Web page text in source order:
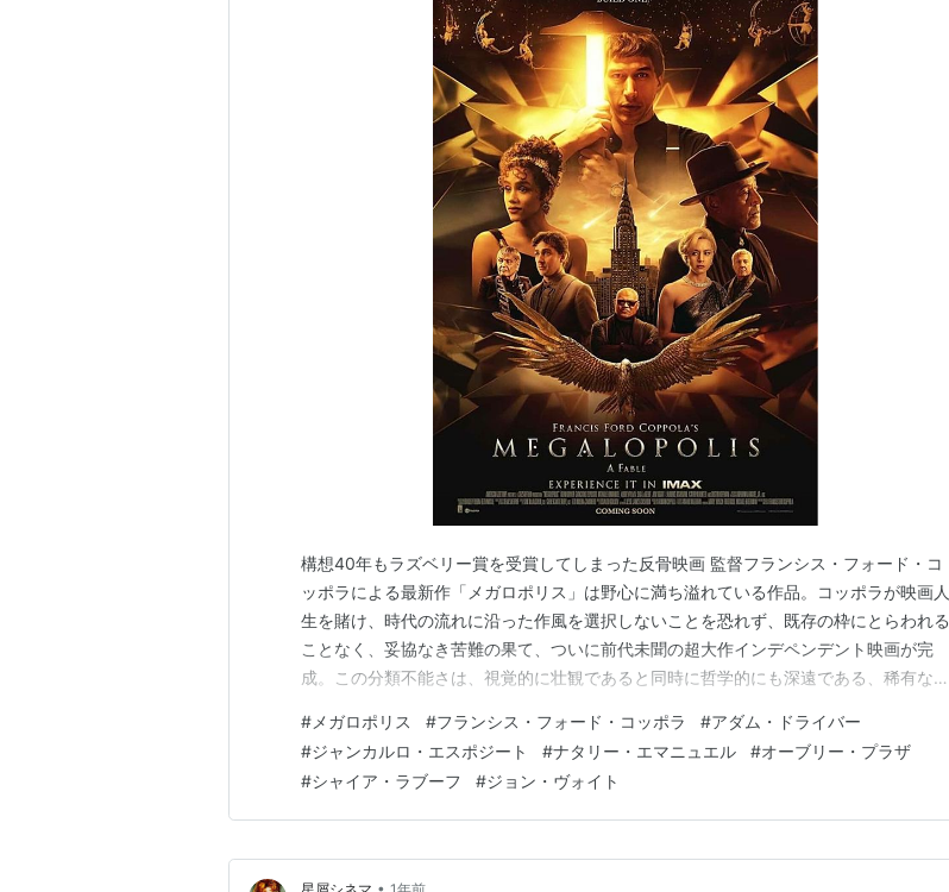
構想40年もラズベリー賞を受賞してしまった反骨映画 監督フランシス・フォード・コ
ッポラによる最新作「メガロポリス」は野心に満ち溢れている作品。コッポラが映画人
生を賭け、時代の流れに沿った作風を選択しないことを恐れず、既存の枠にとらわれる
ことなく、妥協なき苦難の果て、ついに前代未聞の超大作インデペンデント映画が完
成。この分類不能さは、視覚的に壮観であると同時に哲学的にも深遠である、稀有な作
ガロポリス】最初に一言 【映画メガロポリス】Xの声 【映画メガロポリス】幻の作品
である本作の見どころ 【映画メガロポリス】監督F.…
# メガロポリス #フランシス・フォード・コッポラ #アダム・ドライバー
#ジャンカルロ・エスポジート #ナタリー・エマニュエル #オーブリー・プラザ
#シャイア・ラブーフ #ジョン・ヴォイト
•